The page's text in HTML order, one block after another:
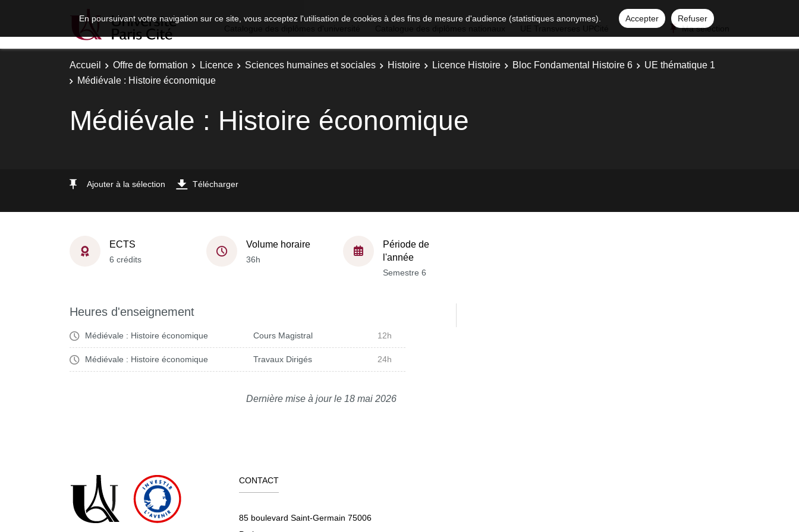
En poursuivant votre navigation sur ce site, vous acceptez l'utilisation de cookies à des fins de mesure d'audience (statistiques anonymes). Accepter
Refuser
Ma sélection
Accueil Offre de formation Licence Sciences humaines et sociales Histoire Licence Histoire Bloc Fondamental Histoire 6
UE thématique 1
Médiévale : Histoire économique
Médiévale : Histoire économique
Ajouter à la sélection Télécharger
ECTS
6 crédits
Volume horaire
36h
Période de
l'année
Semestre 6
Heures d'enseignement
Médiévale : Histoire économique Cours Magistral 12h
Médiévale : Histoire économique Travaux Dirigés 24h
Dernière mise à jour le 18 mai 2026
CONTACT
85 boulevard Saint-Germain 75006